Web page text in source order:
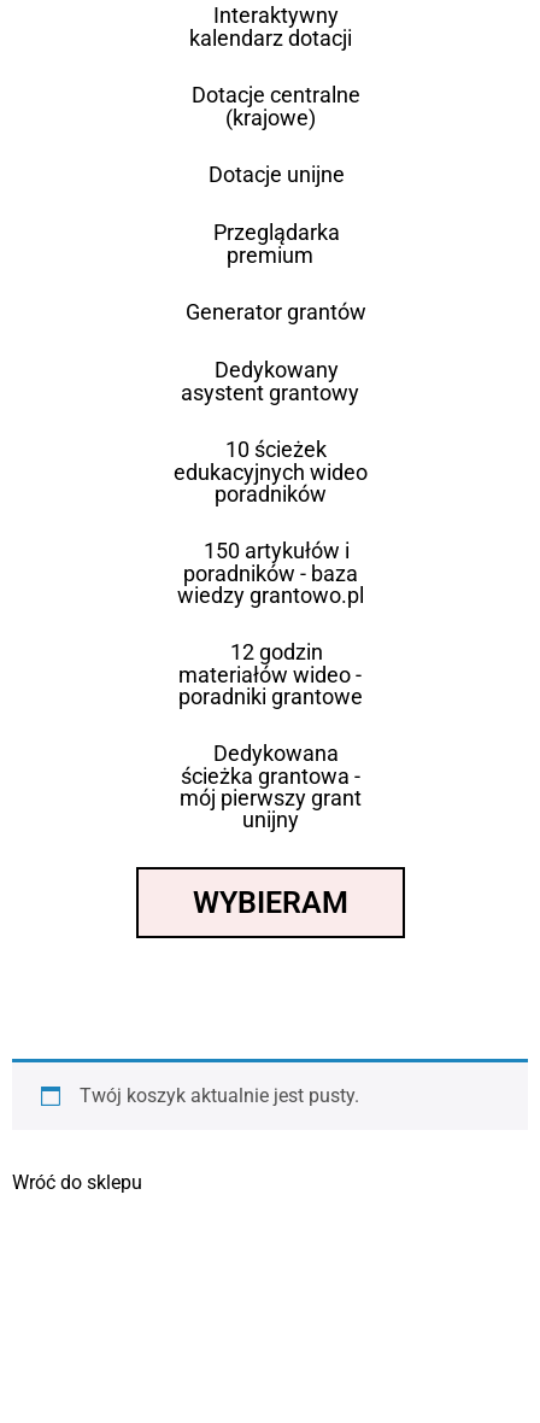
Interaktywny
kalendarz dotacji
Dotacje centralne
(krajowe)
Dotacje unijne
Przeglądarka
premium
Generator grantów
Dedykowany
asystent grantowy
10 ścieżek
edukacyjnych wideo
poradników
150 artykułów i
poradników - baza
wiedzy grantowo.pl
12 godzin
materiałów wideo -
poradniki grantowe
Dedykowana
ścieżka grantowa -
mój pierwszy grant
unijny
WYBIERAM
Twój koszyk aktualnie jest pusty.
Wróć do sklepu